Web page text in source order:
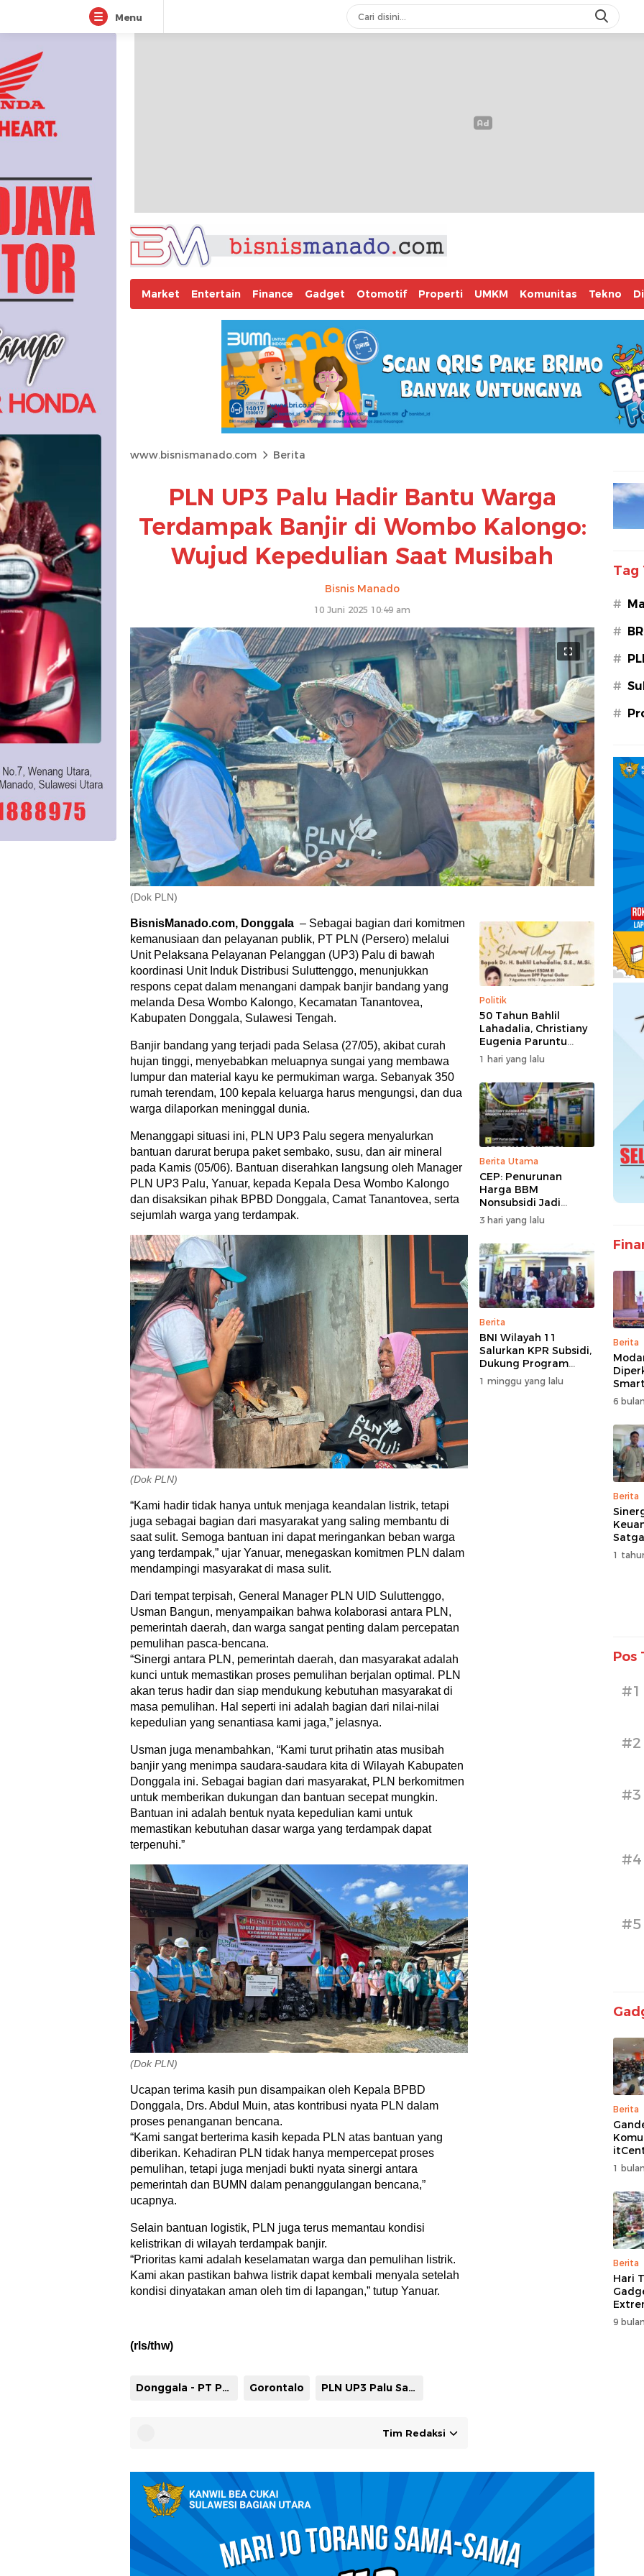
Menu
Market Entertain Finance Gadget Otomotif Properti UMKM Komunitas Tekno
www.bisnismanado.com Berita
PLN UP3 Palu Hadir Bantu Warga
Terdampak Banjir di Wombo Kalongo:
Wujud Kepedulian Saat Musibah
Bisnis Manado
10 Juni 2025 10:49 am
(Dok PLN)
BisnisManado.com, Donggala – Sebagai bagian dari komitmen
kemanusiaan dan pelayanan publik, PT PLN (Persero) melalui
Unit Pelaksana Pelayanan Pelanggan (UP3) Palu di bawah
koordinasi Unit Induk Distribusi Suluttenggo, menunjukkan
respons cepat dalam menangani dampak banjir bandang yang
melanda Desa Wombo Kalongo, Kecamatan Tanantovea,
Kabupaten Donggala, Sulawesi Tengah.
Banjir bandang yang terjadi pada Selasa (27/05), akibat curah
hujan tinggi, menyebabkan meluapnya sungai yang membawa
lumpur dan material kayu ke permukiman warga. Sebanyak 350
rumah terendam, 100 kepala keluarga harus mengungsi, dan dua
warga dilaporkan meninggal dunia.
Menanggapi situasi ini, PLN UP3 Palu segera menyalurkan
bantuan darurat berupa paket sembako, susu, dan air mineral
pada Kamis (05/06). Bantuan diserahkan langsung oleh Manager
PLN UP3 Palu, Yanuar, kepada Kepala Desa Wombo Kalongo
dan disaksikan pihak BPBD Donggala, Camat Tanantovea, serta
sejumlah warga yang terdampak.
(Dok PLN)
“Kami hadir tidak hanya untuk menjaga keandalan listrik, tetapi
juga sebagai bagian dari masyarakat yang saling membantu di
saat sulit. Semoga bantuan ini dapat meringankan beban warga
yang terdampak,” ujar Yanuar, menegaskan komitmen PLN dalam
mendampingi masyarakat di masa sulit.
Dari tempat terpisah, General Manager PLN UID Suluttenggo,
Usman Bangun, menyampaikan bahwa kolaborasi antara PLN,
pemerintah daerah, dan warga sangat penting dalam percepatan
pemulihan pasca-bencana.
“Sinergi antara PLN, pemerintah daerah, dan masyarakat adalah
kunci untuk memastikan proses pemulihan berjalan optimal. PLN
akan terus hadir dan siap mendukung kebutuhan masyarakat di
masa pemulihan. Hal seperti ini adalah bagian dari nilai-nilai
kepedulian yang senantiasa kami jaga,” jelasnya.
Usman juga menambahkan, “Kami turut prihatin atas musibah
banjir yang menimpa saudara-saudara kita di Wilayah Kabupaten
Donggala ini. Sebagai bagian dari masyarakat, PLN berkomitmen
untuk memberikan dukungan dan bantuan secepat mungkin.
Bantuan ini adalah bentuk nyata kepedulian kami untuk
memastikan kebutuhan dasar warga yang terdampak dapat
terpenuhi.”
(Dok PLN)
Ucapan terima kasih pun disampaikan oleh Kepala BPBD
Donggala, Drs. Abdul Muin, atas kontribusi nyata PLN dalam
proses penanganan bencana.
“Kami sangat berterima kasih kepada PLN atas bantuan yang
diberikan. Kehadiran PLN tidak hanya mempercepat proses
pemulihan, tetapi juga menjadi bukti nyata sinergi antara
pemerintah dan BUMN dalam penanggulangan bencana,”
ucapnya.
Selain bantuan logistik, PLN juga terus memantau kondisi
kelistrikan di wilayah terdampak banjir.
“Prioritas kami adalah keselamatan warga dan pemulihan listrik.
Kami akan pastikan bahwa listrik dapat kembali menyala setelah
kondisi dinyatakan aman oleh tim di lapangan,” tutup Yanuar.
(rls/thw)
Donggala - PT PLN (Persero) melalui Unit Induk Distribusi Sulawesi Utara Gorontalo PLN UP3 Palu Salurkan Bantuan Bagi Warga Terdampak Banjir Bandang di Desa Wombo Kalongo Bisnismanado.com
Tim Redaksi
Politik
50 Tahun Bahlil
Lahadalia, Christiany
Eugenia Paruntu
Sampaikan Doa dan
Harapan
1 hari yang lalu
Berita Utama
CEP: Penurunan
Harga BBM
Nonsubsidi Jadi
Stimulus Positif bagi
Dunia Usaha dan
Pertumbuhan
Ekonomi
3 hari yang lalu
Berita
BNI Wilayah 11
Salurkan KPR Subsidi,
Dukung Program
62.710 Rumah
Bersubsidi
1 minggu yang lalu
Tag
#
#
#
#
#
Berita
6
Berita
1
Pos
#1
#2
#3
#4
#5
Berita
Free
Siap
1
Berita
Hari
9